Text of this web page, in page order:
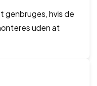
genbruges, hvis de
uden at